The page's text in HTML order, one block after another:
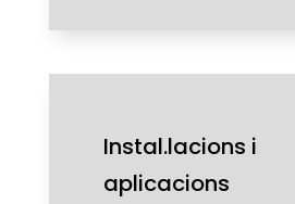
Instal.lacions i
aplicacions